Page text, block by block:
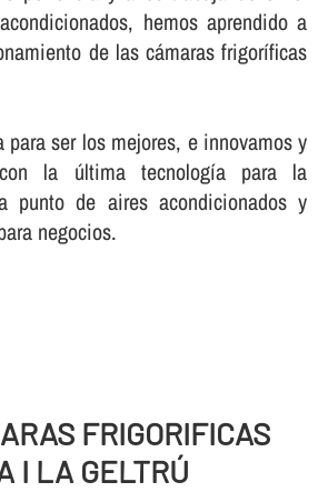
hemos aprendido a
de las cámaras frigorí­ficas
ser los mejores, e innovamos y
la última tecnologí­a para la
punto de aires acondicionados y
negocios.
FRIGORIFICAS
I LA GELTRÚ